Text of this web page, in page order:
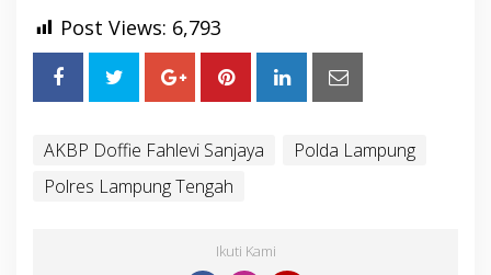
Post Views: 6,793
AKBP Doffie Fahlevi Sanjaya
Polda Lampung
Polres Lampung Tengah
Ikuti Kami